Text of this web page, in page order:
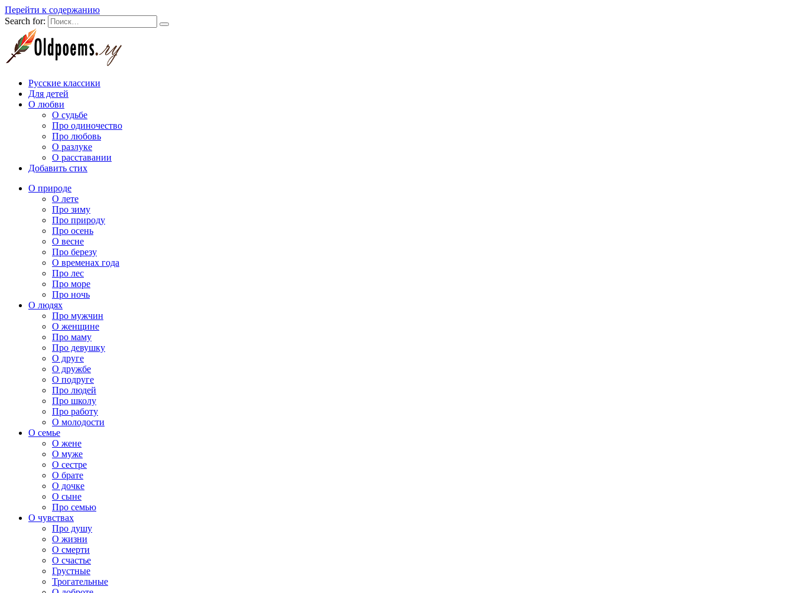
Перейти к содержанию
Search for:
Русские классики
Для детей
О любви
О судьбе
Про одиночество
Про любовь
О разлуке
О расставании
Добавить стих
О природе
О лете
Про зиму
Про природу
Про осень
О весне
Про березу
О временах года
Про лес
Про море
Про ночь
О людях
Про мужчин
О женщине
Про маму
Про девушку
О друге
О дружбе
О подруге
Про людей
Про школу
Про работу
О молодости
О семье
О жене
О муже
О сестре
О брате
О дочке
О сыне
Про семью
О чувствах
Про душу
О жизни
О смерти
О счастье
Грустные
Трогательные